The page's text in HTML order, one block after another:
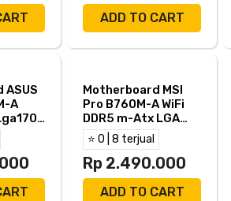
ADD TO CART
A
A
Motherboard MSI
Pro B760M-A WiFi
DDR5 m-Atx LGA
1700
⭐ 0 | 8 terjual
Rp 2.490.000
ADD TO CART